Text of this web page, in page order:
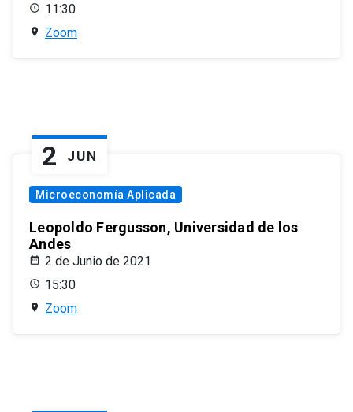
11:30
Zoom
2 JUN
Microeconomía Aplicada
Leopoldo Fergusson, Universidad de los
Andes
2 de Junio de 2021
15:30
Zoom